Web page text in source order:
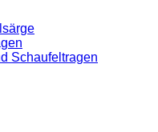
Schaufeltragen